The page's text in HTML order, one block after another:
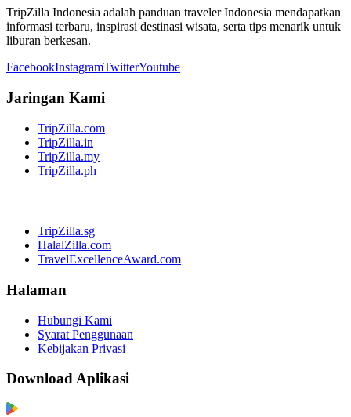
TripZilla Indonesia adalah panduan traveler Indonesia mendapatkan
informasi terbaru, inspirasi destinasi wisata, serta tips menarik untuk
liburan berkesan.
FacebookInstagramTwitterYoutube
Jaringan Kami
TripZilla.com
TripZilla.in
TripZilla.my
TripZilla.ph
TripZilla.sg
HalalZilla.com
TravelExcellenceAward.com
Halaman
Hubungi Kami
Syarat Penggunaan
Kebijakan Privasi
Download Aplikasi